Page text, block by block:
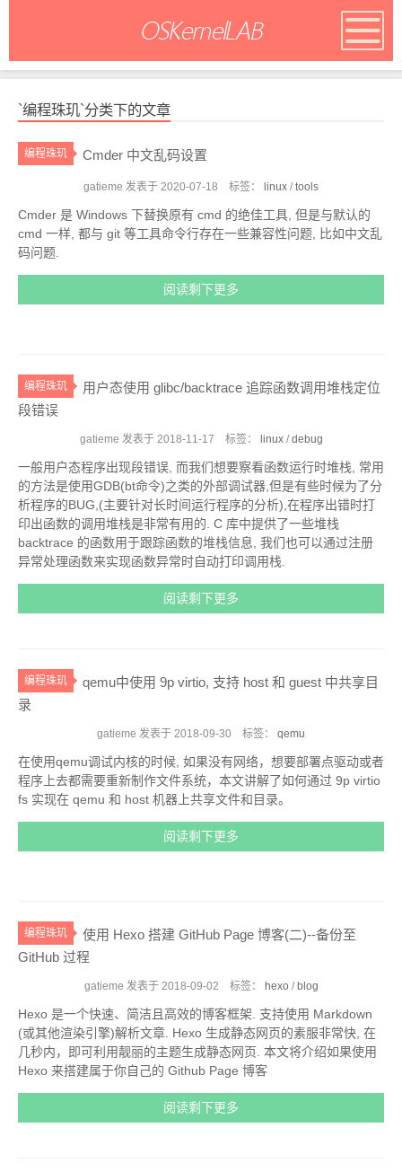
OSKernelLAB
`编程珠玑`分类下的文章
编程珠玑 Cmder 中文乱码设置
gatieme 发表于 2020-07-18 标签： linux / tools
Cmder 是 Windows 下替换原有 cmd 的绝佳工具, 但是与默认的
cmd 一样, 都与 git 等工具命令行存在一些兼容性问题, 比如中文乱
码问题.
阅读剩下更多
编程珠玑
用户态使用 glibc/backtrace 追踪函数调用堆栈定位
段错误
gatieme 发表于 2018-11-17 标签： linux/ debug
一般用户态程序出现段错误, 而我们想要察看函数运行时堆栈, 常用
的方法是使用GDB(bt命令)之类的外部调试器,但是有些时候为了分
析程序的BUG,(主要针对长时间运行程序的分析),在程序出错时打
印出函数的调用堆栈是非常有用的. C 库中提供了一些堆栈
backtrace 的函数用于跟踪函数的堆栈信息, 我们也可以通过注册
异常处理函数来实现函数异常时自动打印调用栈.
阅读剩下更多
编程珠玑
qemu中使用 9p virtio, 支持 host 和 guest 中共享目
录
gatieme 发表于 2018-09-30 标签： qemu
在使用qemu调试内核的时候, 如果没有网络，想要部署点驱动或者
程序上去都需要重新制作文件系统，本文讲解了如何通过 9p virtio
fs 实现在 qemu 和 host 机器上共享文件和目录。
阅读剩下更多
编程珠玑
使用 Hexo 搭建 GitHub Page 博客(二)--备份至
GitHub 过程
gatieme 发表于 2018-09-02 标签： hexo / blog
Hexo 是一个快速、简洁且高效的博客框架. 支持使用 Markdown
(或其他渲染引擎)解析文章. Hexo 生成静态网页的素服非常快, 在
几秒内，即可利用靓丽的主题生成静态网页. 本文将介绍如果使用
Hexo 来搭建属于你自己的 Github Page 博客
阅读剩下更多